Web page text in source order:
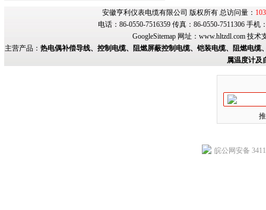
安徽亨利仪表电缆有限公司 版权所有 总访问量：
电话：86-0550-7516359 传真：86-0550-7511306 手
GoogleSitemap网址： www.hltzdl.com技术
主营产品： 热电偶补偿导线、控制电缆、阻燃屏蔽控制电缆、铠装电缆、阻燃电
属温度计及
皖公网安备